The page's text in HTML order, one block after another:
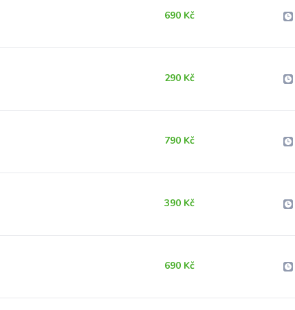
690 Kč
290 Kč
790 Kč
390 Kč
690 Kč